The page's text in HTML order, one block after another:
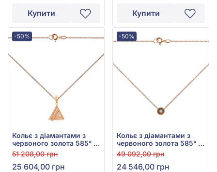
Купити Купити
-50%
Кольє з діамантами з
червоного золота 585° з
діамантом 0,13ct, арт. 6-
72011
51 208,00 грн
25 604,00 грн
-50%
Кольє з діамантами з
червоного золота 585° з
діамантом 0,01ct, арт. 1-
6100001
49 092,00 грн
24 546,00 грн